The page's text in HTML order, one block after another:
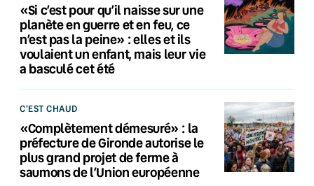
«Si c’est pour qu’il naisse sur une
planète en guerre et en feu, ce
n’est pas la peine» : elles et ils
voulaient un enfant, mais leur vie
a basculé cet été
C'EST CHAUD
«Complètement démesuré» : la
préfecture de Gironde autorise le
plus grand projet de ferme à
saumons de l’Union européenne